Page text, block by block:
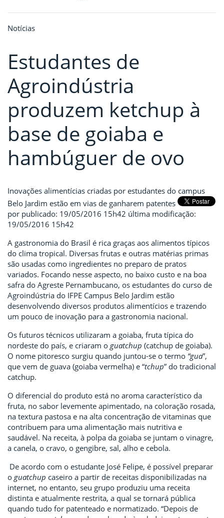
Notícias
Estudantes de
Agroindústria
produzem ketchup à
base de goiaba e
hambúguer de ovo
Inovações alimentícias criadas por estudantes do campus
Belo Jardim estão em vias de ganharem patentes
por publicado: 19/05/2016 15h42 última modificação:
19/05/2016 15h42
A gastronomia do Brasil é rica graças aos alimentos típicos
do clima tropical. Diversas frutas e outras matérias primas
são usadas como ingredientes no preparo de pratos
variados. Focando nesse aspecto, no baixo custo e na boa
safra do Agreste Pernambucano, os estudantes do curso de
Agroindústria do IFPE Campus Belo Jardim estão
desenvolvendo diversos produtos alimentícios e trazendo
um pouco de inovação para a gastronomia nacional.
Os futuros técnicos utilizaram a goiaba, fruta típica do
nordeste do país, e criaram o guatchup (catchup de goiaba).
O nome pitoresco surgiu quando juntou-se o termo “gua”,
que vem de guava (goiaba vermelha) e “tchup” do tradicional
catchup.
O diferencial do produto está no aroma característico da
fruta, no sabor levemente apimentado, na coloração rosada,
na textura pastosa e na alta concentração de vitaminas que
contribuem para uma alimentação mais nutritiva e
saudável. Na receita, à polpa da goiaba se juntam o vinagre,
a canela, o cravo, o gengibre, sal, alho e cebola.
De acordo com o estudante José Felipe, é possível preparar
o guatchup caseiro a partir de receitas disponibilizadas na
internet, no entanto, seu grupo produziu uma receita
distinta e atualmente restrita, a qual se tornará pública
quando tudo for patenteado e normatizado. “Depois de